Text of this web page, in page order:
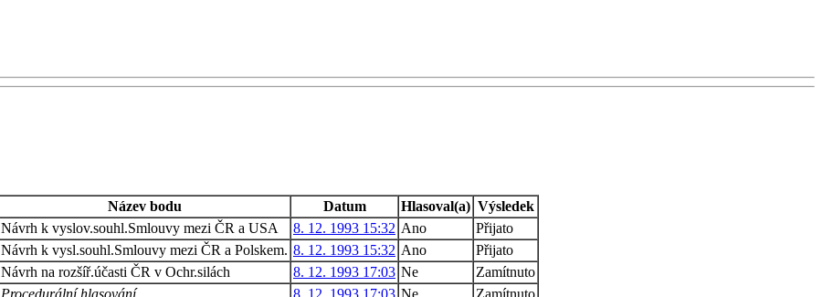
Název bodu Datum Hlasoval(a) Výsledek
Návrh k vyslov.souhl.Smlouvy mezi ČR a USA 8. 12. 1993 15:32 Ano
Přijato
Návrh k vysl.souhl.Smlouvy mezi ČR a Polskem. 8. 12. 1993 15:32 Ano
Přijato
Návrh na rozšíř.účasti ČR v Ochr.silách 8. 12. 1993 17:03 Ne
Zamítnuto
Procedurální hlasování 8. 12. 1993 17:03 Ne
Zamítnuto